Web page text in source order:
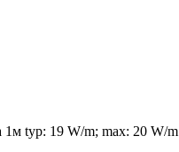
1м typ: 19 W/m; max: 20 W/m